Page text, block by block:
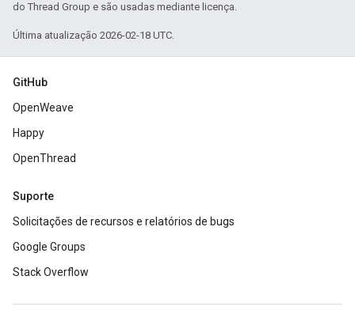
do Thread Group e são usadas mediante licença.
Última atualização 2026-02-18 UTC.
GitHub
OpenWeave
Happy
OpenThread
Suporte
Solicitações de recursos e relatórios de bugs
Google Groups
Stack Overflow